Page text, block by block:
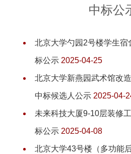
中标公
北京大学勺园2号楼学生宿
标公示 2025-04-25
北京大学新燕园武术馆改
中标候选人公示 2025-04-
未来科技大厦9-10层装修
标公示 2025-04-08
北京大学43号楼（多功能